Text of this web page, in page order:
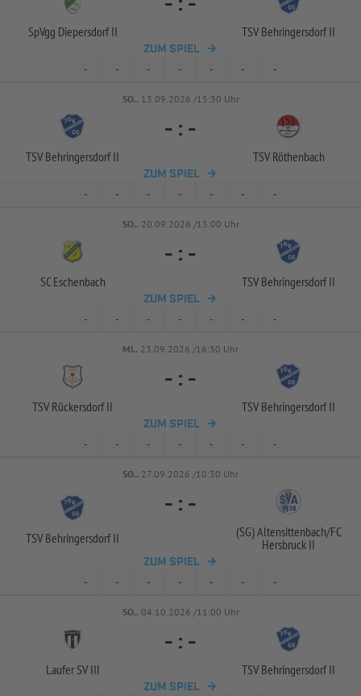
SpVgg Diepersdorf II TSV Behringersdorf II
ZUM SPIEL
- - - - - - -
SO.. 13.09.2026 /15:30 Uhr
TSV Behringersdorf II
- : -
TSV Röthenbach
ZUM SPIEL
- - - - - - -
SO.. 20.09.2026 /13:00 Uhr
SC Eschenbach
- : -
TSV Behringersdorf II
ZUM SPIEL
- - - - - - -
MI.. 23.09.2026 /16:30 Uhr
TSV Rückersdorf II
- : -
TSV Behringersdorf II
ZUM SPIEL
- - - - - - -
SO.. 27.09.2026 /10:30 Uhr
TSV Behringersdorf II
- : -
(SG) Altensittenbach/FC
Hersbruck II
ZUM SPIEL
- - - - - - -
SO.. 04.10.2026 /11:00 Uhr
Laufer SV III
- : -
TSV Behringersdorf II
ZUM SPIEL